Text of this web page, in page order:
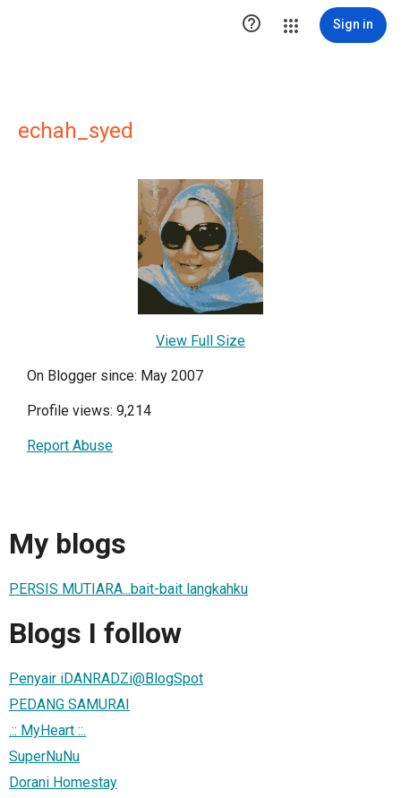
 Sign in
echah_syed
View Full Size
On Blogger since: May 2007
Profile views: 9,214
Report Abuse
My blogs
PERSIS MUTIARA...bait-bait langkahku
Blogs I follow
Penyair iDANRADZi@BlogSpot
PEDANG SAMURAI
.:: MyHeart ::.
SuperNuNu
Dorani Homestay